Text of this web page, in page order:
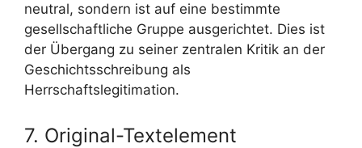
neutral, sondern ist auf eine bestimmte
gesellschaftliche Gruppe ausgerichtet. Dies ist
der Übergang zu seiner zentralen Kritik an der
Geschichtsschreibung als
Herrschaftslegitimation.
7. Original-Textelement